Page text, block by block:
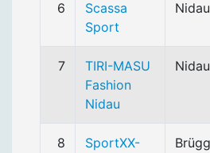
6
Scassa
Sport
Nidau
7
TIRI-MASU
Fashion
Nidau
Nidau
8
SportXX-